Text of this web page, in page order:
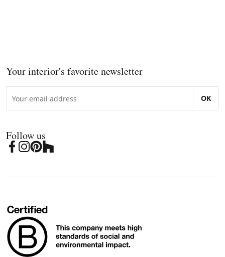
Your interior's favorite newsletter
OK
Follow us